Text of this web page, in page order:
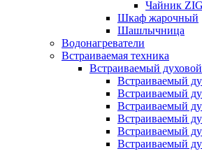
Чайник
Шкаф жарочный
Шашлычница
Водонагреватели
Встраиваемая техника
Встраиваемый
Встраиваемый
Встраиваемый
Встраиваемый
Встраиваемый
Встраиваемый
Встраиваемый